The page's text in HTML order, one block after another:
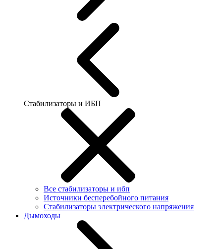
Стабилизаторы и ИБП
Все стабилизаторы и ибп
Источники бесперебойного питания
Стабилизаторы электрического напряжения
Дымоходы